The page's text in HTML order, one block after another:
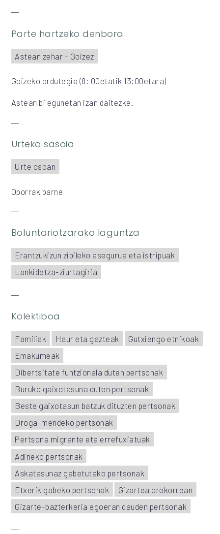
Parte hartzeko denbora
Astean zehar - Goizez
Goizeko ordutegia (8: 00etatik 13:00etara)
Astean bi egunetan izan daitezke.
Urteko sasoia
Urte osoan
Oporrak barne
Boluntariotzarako laguntza
Erantzukizun zibileko asegurua eta istripuak
Lankidetza-ziurtagiria
Kolektiboa
Familiak Haur eta gazteak
Gutxiengo etnikoak
Emakumeak
Dibertsitate funtzionala duten pertsonak
Buruko gaixotasuna duten pertsonak
Beste gaixotasun batzuk dituzten pertsonak
Droga-mendeko pertsonak
Pertsona migrante eta errefuxiatuak
Adineko pertsonak
Askatasunaz gabetutako pertsonak
Etxerik gabeko pertsonak
Gizartea orokorrean
Gizarte-bazterkeria egoeran dauden pertsonak